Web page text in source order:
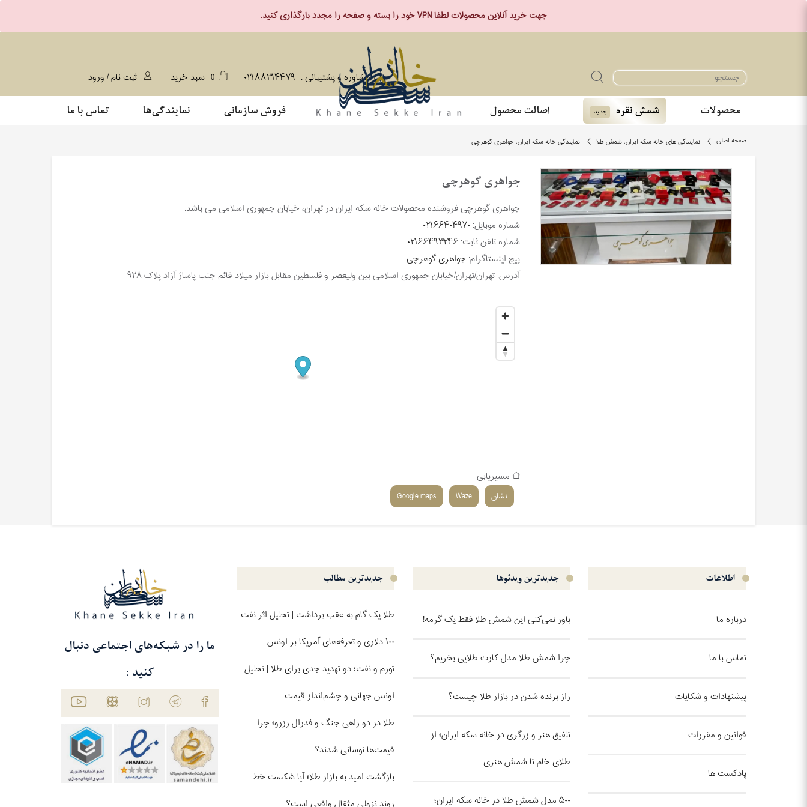
جهت خرید آنلاین محصولات لطفا VPN خود را بسته و صفحه را مجدد بارگذاری کنید.
مشاوره و پشتیبانی : ۰۲۱۸۸۳۱۴۴۷۹ 0 سبد خرید ثبت نام / ورود
محصولات شمش نقره جدید اصالت محصول فروش سازمانی نمایندگی‌ها تماس با ما
صفحه اصلی نمایندگی های خانه سکه ایران، شمش طلا نمایندگی خانه سکه ایران، جواهری گوهرچی
جواهری گوهرچی
جواهری گوهرچی فروشنده محصولات خانه سکه ایران در تهران، خیابان جمهوری اسلامی می باشد.
شماره موبایل: ۰۲۱۶۶۴۰۴۹۷۰
شماره تلفن ثابت: ۰۲۱۶۶۴۹۳۲۴۶
پیج اینستاگرام: جواهری گوهرچی
آدرس:تهران/تهران/خیابان جمهوری اسلامی بین ولیعصر و فلسطین مقابل بازار میلاد قائم جنب پاساژ آزاد پلاک ۹۲۸
مسیریابی
نشان Waze
Google maps
اطلاعات
درباره ما
تماس با ما
پیشنهادات و شکایات
قوانین و مقررات
پادکست ها
جدیدترین ویدئو‌ها
باور نمی‌کنی این شمش طلا فقط یک گرمه!
چرا شمش طلا مدل کارت طلایی بخریم؟
راز برنده شدن در بازار طلا چیست؟
تلفیق هنر و زرگری در خانه سکه ایران؛ از
طلای خام تا شمش هنری
۵۰۰ مدل شمش طلا در خانه سکه ایران؛
جدیدترین مطالب
طلا یک گام به عقب برداشت | تحلیل اثر نفت
۱۰۰ دلاری و تعرفه‌های آمریکا بر اونس
تورم و نفت؛ دو تهدید جدی برای طلا | تحلیل
اونس جهانی و چشم‌انداز قیمت
طلا در دو راهی جنگ و فدرال رزرو؛ چرا
قیمت‌ها نوسانی شدند؟
بازگشت امید به بازار طلا؛ آیا شکست خط
ما را در شبکه‌های اجتماعی دنبال
کنید :